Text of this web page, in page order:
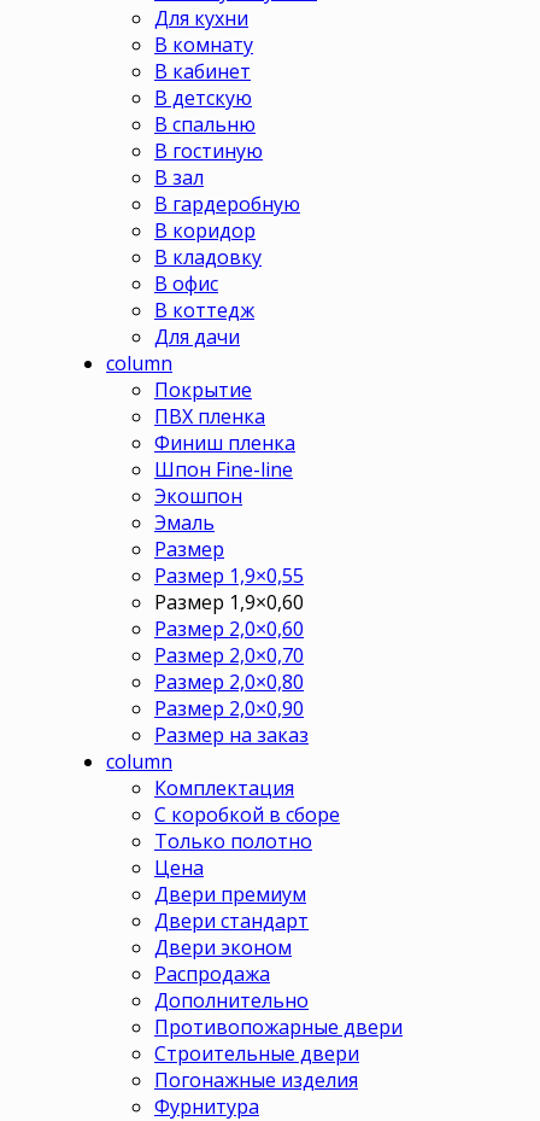
Для кухни
В комнату
В кабинет
В детскую
В спальню
В гостиную
В зал
В гардеробную
В коридор
В кладовку
В офис
В коттедж
Для дачи
column
Покрытие
ПВХ пленка
Финиш пленка
Шпон Fine-line
Экошпон
Эмаль
Размер
Размер 1,9×0,55
Размер 1,9×0,60
Размер 2,0×0,60
Размер 2,0×0,70
Размер 2,0×0,80
Размер 2,0×0,90
Размер на заказ
column
Комплектация
С коробкой в сборе
Только полотно
Цена
Двери премиум
Двери стандарт
Двери эконом
Распродажа
Дополнительно
Противопожарные двери
Строительные двери
Погонажные изделия
Фурнитура